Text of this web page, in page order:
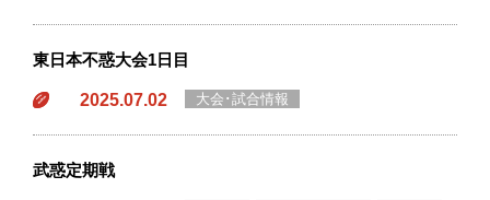
東日本不惑大会1日目
2025.07.02 大会･試合情報
武惑定期戦